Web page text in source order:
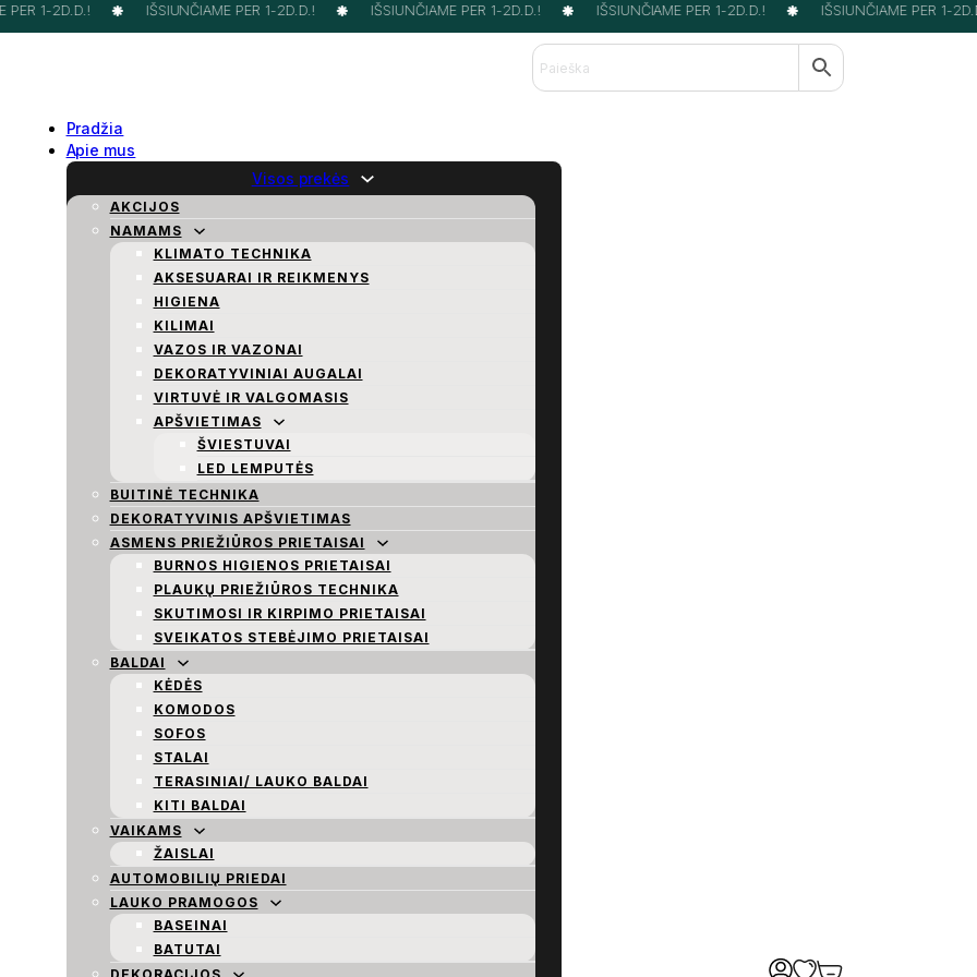
1-2D.D.! IŠSIUNČIAME PER 1-2D.D.! IŠSIUNČIAME PER 1-2D.D.! IŠSIUNČIAME PER 1-2D.D.! IŠSIUNČIAME PER 1-
Pradžia
Apie mus
Visos prekės
AKCIJOS
NAMAMS
KLIMATO TECHNIKA
AKSESUARAI IR REIKMENYS
HIGIENA
KILIMAI
VAZOS IR VAZONAI
DEKORATYVINIAI AUGALAI
VIRTUVĖ IR VALGOMASIS
APŠVIETIMAS
ŠVIESTUVAI
LED LEMPUTĖS
BUITINĖ TECHNIKA
DEKORATYVINIS APŠVIETIMAS
ASMENS PRIEŽIŪROS PRIETAISAI
BURNOS HIGIENOS PRIETAISAI
PLAUKŲ PRIEŽIŪROS TECHNIKA
SKUTIMOSI IR KIRPIMO PRIETAISAI
SVEIKATOS STEBĖJIMO PRIETAISAI
BALDAI
KĖDĖS
KOMODOS
SOFOS
STALAI
TERASINIAI/ LAUKO BALDAI
KITI BALDAI
VAIKAMS
ŽAISLAI
AUTOMOBILIŲ PRIEDAI
LAUKO PRAMOGOS
BASEINAI
BATUTAI